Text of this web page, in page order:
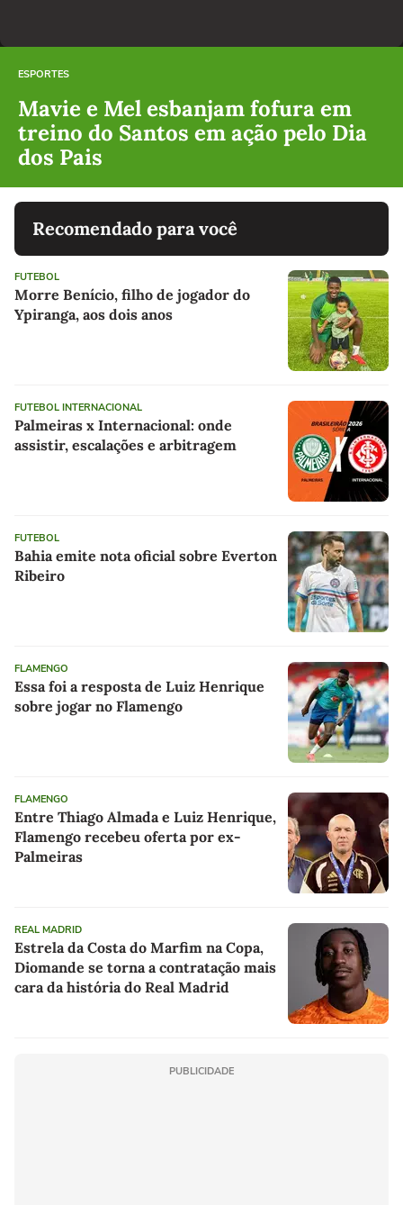
ESPORTES
Mavie e Mel esbanjam fofura em
treino do Santos em ação pelo Dia
dos Pais
Recomendado para você
FUTEBOL
Morre Benício, filho de jogador do
Ypiranga, aos dois anos
FUTEBOL INTERNACIONAL
Palmeiras x Internacional: onde
assistir, escalações e arbitragem
FUTEBOL
Bahia emite nota oficial sobre Everton
Ribeiro
FLAMENGO
Essa foi a resposta de Luiz Henrique
sobre jogar no Flamengo
FLAMENGO
Entre Thiago Almada e Luiz Henrique,
Flamengo recebeu oferta por ex-
Palmeiras
REAL MADRID
Estrela da Costa do Marfim na Copa,
Diomande se torna a contratação mais
cara da história do Real Madrid
PUBLICIDADE